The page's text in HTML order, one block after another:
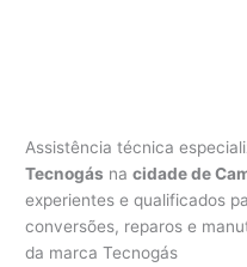
Assistência técnica
Tecnogás nacidade de
experientes e qualificados
conversões, reparos e
da marca Tecnogás